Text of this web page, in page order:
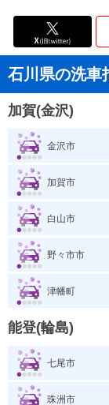
石川県の洗車
加賀(金沢)
金沢市
加賀市
白山市
野々市市
津幡町
能登(輪島)
七尾市
珠洲市